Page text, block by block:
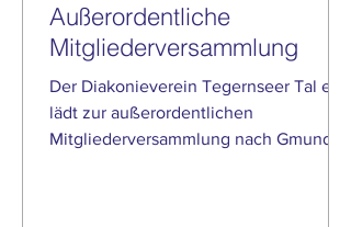
Außerordentliche
Mitgliederversammlung
Der Diakonieverein Tegernseer Tal e.V.
lädt zur außerordentlichen
Mitgliederversammlung nach Gmund